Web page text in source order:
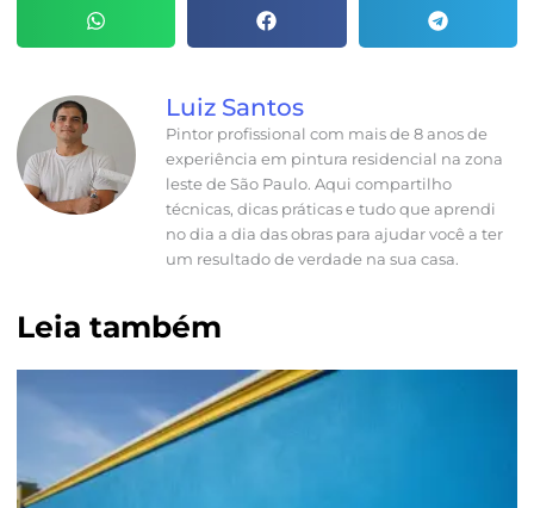
Luiz Santos
Pintor profissional com mais de 8 anos de
experiência em pintura residencial na zona
leste de São Paulo. Aqui compartilho
técnicas, dicas práticas e tudo que aprendi
no dia a dia das obras para ajudar você a ter
um resultado de verdade na sua casa.
Leia também